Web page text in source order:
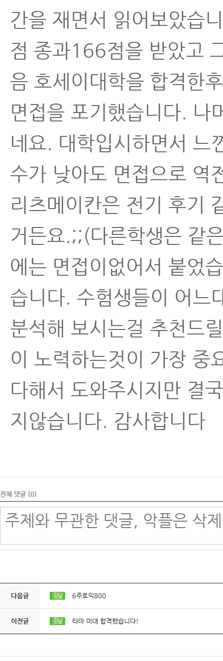
간을 재면서 읽어보았습
점 종과166점을 받았고
음 호세이대학을 합격한
면접을 포기했습니다. 나
네요. 대학입시하면서 느
수가 낮아도 면접으로 역
리츠메이칸은 전기 후기
거든요.;;(다른학생은 같
에는 면접이없어서 붙었
습니다. 수험생들이 어느
분석해 보시는걸 추천드
이 노력하는것이 가장 중
다해서 도와주시지만 결
지않습니다. 감사합니다
전체 댓글 (0)
다음글 강남 6주토익800
이전글 강남 타마 미대 합격했습니다!